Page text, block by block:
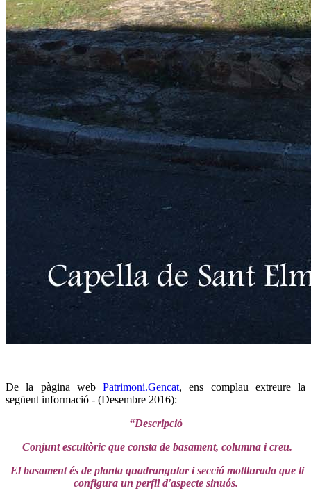
De la pàgina web Patrimoni.Gencat, ens complau extreure la
següent informació - (Desembre 2016):
“Descripció
Conjunt escultòric que consta de basament, columna i creu.
El basament és de planta quadrangular i secció motllurada que li
configura un perfil d'aspecte sinuós.